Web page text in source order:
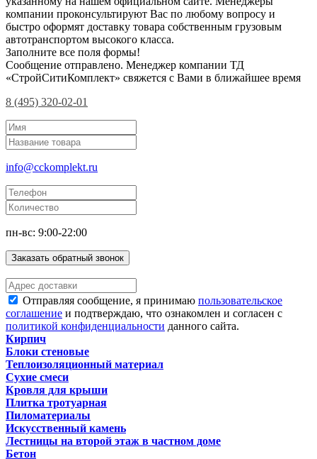
компании проконсультируют Вас по любому вопросу и
быстро оформят доставку товара собственным грузовым
автотранспортом высокого класса.
Заполните все поля формы!
Сообщение отправлено. Менеджер компании ТД
«СтройСитиКомплект» свяжется с Вами в ближайшее время
8 (495) 320-02-01
info@cckomplekt.ru
пн-вс: 9:00-22:00
Заказать обратный звонок
Отправляя сообщение, я принимаю пользовательское
соглашение и подтверждаю, что ознакомлен и согласен с
политикой конфиденциальности данного сайта.
Кирпич
Блоки стеновые
Теплоизоляционный материал
Сухие смеси
Кровля для крыши
Плитка тротуарная
Пиломатериалы
Искусственный камень
Лестницы на второй этаж в частном доме
Бетон